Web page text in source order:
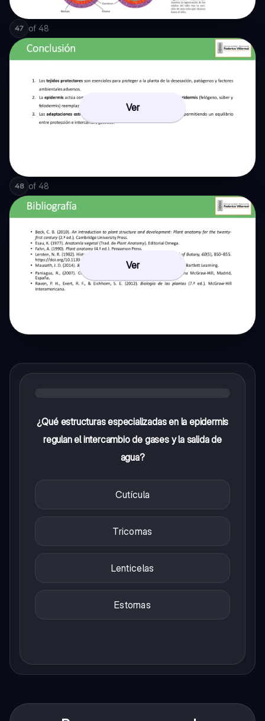
47 of 48
Ver
48 of 48
Ver
¿Qué estructuras especializadas en la epidermis
regulan el intercambio de gases y la salida de
agua?
Cutícula
Tricomas
Lenticelas
Estomas